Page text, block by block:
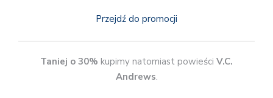
Przejdź do promocji
Taniej o 30% kupimy natomiast powieści V.C.
Andrews.